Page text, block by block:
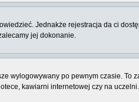
Jednakże rejestracja da ci
jej dokonanie.
wylogowywany po pewnym czasie.
kawiarni internetowej czy na uczelni.